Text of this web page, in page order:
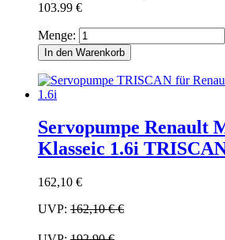
103.99 €
Menge:
In den Warenkorb
Servopumpe Renault
Klasseic 1.6i
162,10 €
UVP: 162,10 €€